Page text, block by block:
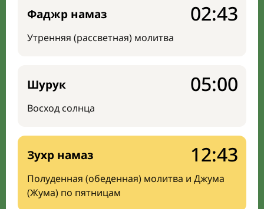
Фаджр намаз
Утренняя (рассветная) молитва
02:43
Шурук
Восход солнца
05:00
Зухр намаз
Полуденная (обеденная) молитва и Джума
(Жума) по пятницам
12:43